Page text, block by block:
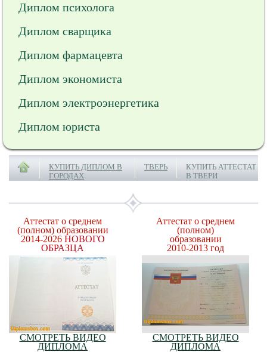
Диплом психолога
Диплом сварщика
Диплом фармацевта
Диплом экономиста
Диплом электроэнергетика
Диплом юриста
КУПИТЬ ДИПЛОМ В
ГОРОДАХ
ТВЕРЬ
КУПИТЬ АТТЕСТАТ
В ТВЕРИ
Аттестат о среднем
(полном) образовании
2014-2026 НОВОГО
ОБРАЗЦА
СМОТРЕТЬ ВИДЕО
ДИПЛОМА
Аттестат о среднем
(полном)
образовании
2010-2013 год
СМОТРЕТЬ ВИДЕО
ДИПЛОМА